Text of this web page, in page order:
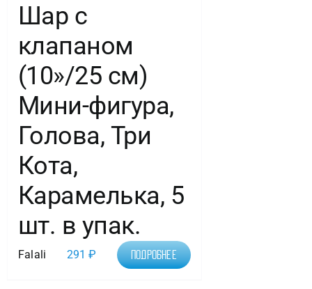
Шар с
клапаном
(10»/25 см)
Мини-фигура,
Голова, Три
Кота,
Карамелька, 5
шт. в упак.
Falali 291₽ Подробнее